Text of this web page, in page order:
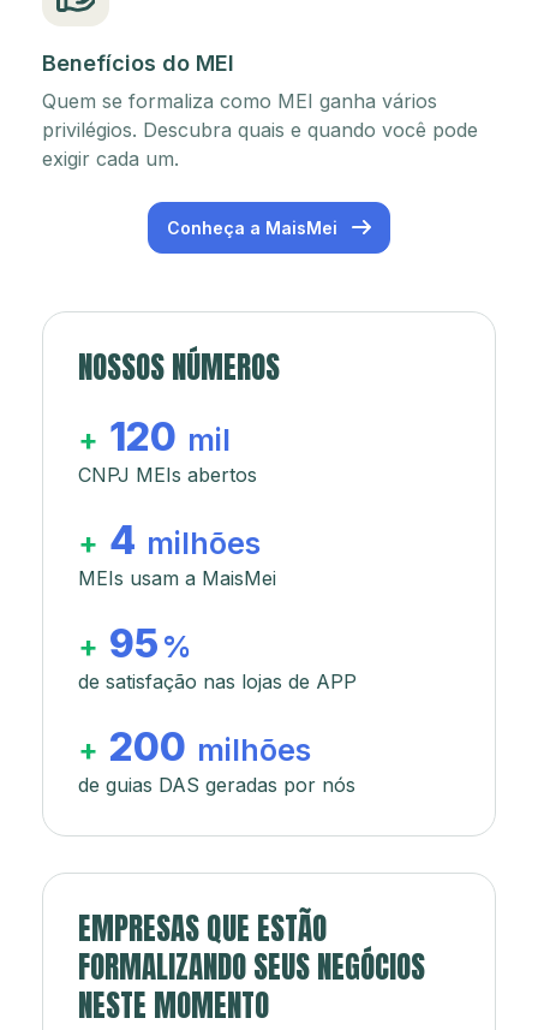
Benefícios do MEI
Quem se formaliza como MEI ganha vários
privilégios. Descubra quais e quando você pode
exigir cada um.
Conheça a MaisMei
NOSSOS NÚMEROS
+ 120 mil
CNPJ MEIs abertos
+ 4 milhões
MEIs usam a MaisMei
+ 95 %
de satisfação nas lojas de APP
+ 200 milhões
de guias DAS geradas por nós
EMPRESAS QUE ESTÃO
FORMALIZANDO SEUS NEGÓCIOS
NESTE MOMENTO